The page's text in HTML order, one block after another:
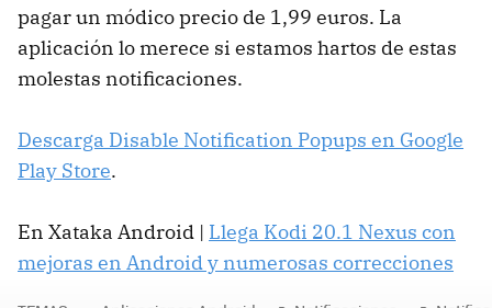
pagar un módico precio de 1,99 euros. La
aplicación lo merece si estamos hartos de estas
molestas notificaciones.
Descarga Disable Notification Popups en Google
Play Store.
En Xataka Android | Llega Kodi 20.1 Nexus con
mejoras en Android y numerosas correcciones